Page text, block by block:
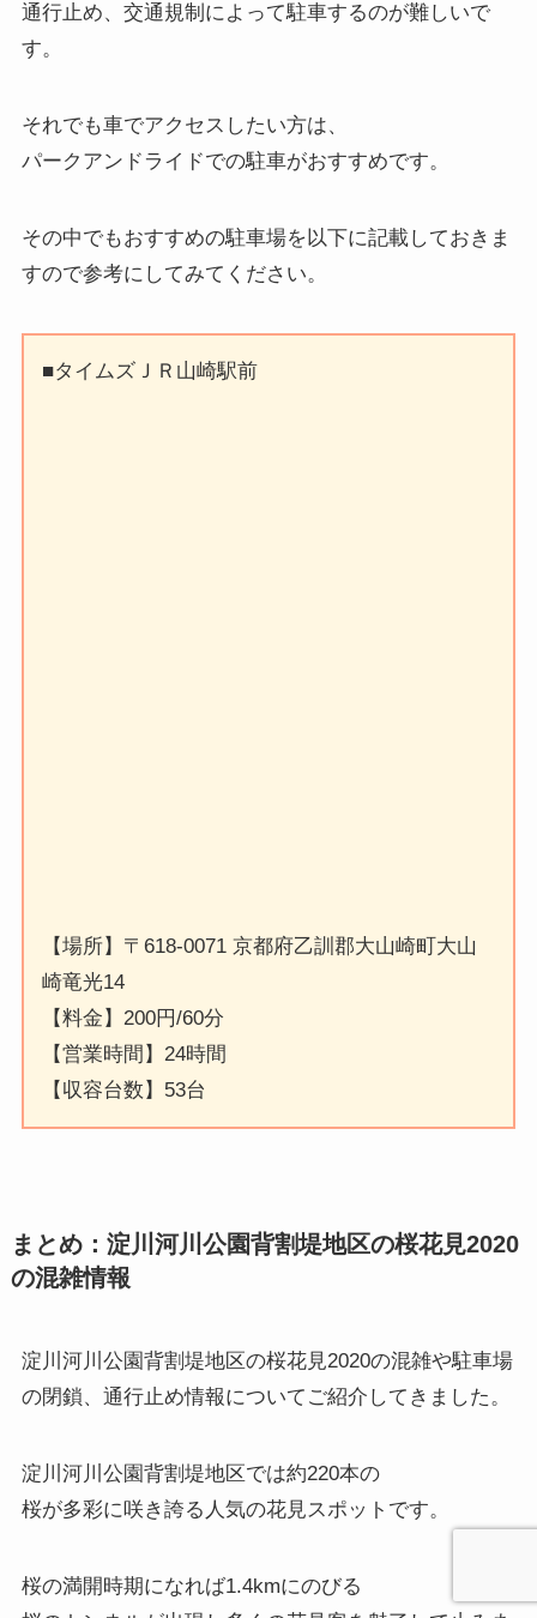
通行止め、交通規制によって駐車するのが難しいで
す。
それでも車でアクセスしたい方は、
パークアンドライドでの駐車がおすすめです。
その中でもおすすめの駐車場を以下に記載しておきま
すので参考にしてみてください。
■タイムズＪＲ山崎駅前
【場所】〒618-0071 京都府乙訓郡大山崎町大山
崎竜光14
【料金】200円/60分
【営業時間】24時間
【収容台数】53台
まとめ：淀川河川公園背割堤地区の桜花見2020
の混雑情報
淀川河川公園背割堤地区の桜花見2020の混雑や駐車場
の閉鎖、通行止め情報についてご紹介してきました。
淀川河川公園背割堤地区では約220本の
桜が多彩に咲き誇る人気の花見スポットです。
桜の満開時期になれば1.4kmにのびる